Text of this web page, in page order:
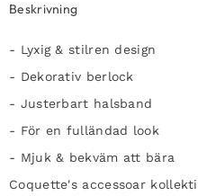
Beskrivning
- Lyxig & stilren design
- Dekorativ berlock
- Justerbart halsband
- För en fulländad look
- Mjuk & bekväm att bära
Coquette's accessoar